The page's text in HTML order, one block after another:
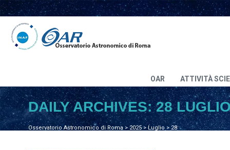
OAR ATTIVITÀ
Osservatorio Astronomico di Roma>2025>Luglio > 28
DAILY ARCHIVES:28